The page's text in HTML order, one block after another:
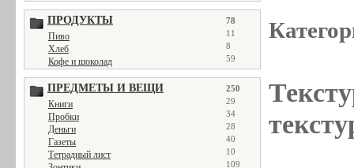
ПРОДУКТЫ 78
Пиво 11
Хлеб 8
Кофе и шоколад 59
ПРЕДМЕТЫ И ВЕЩИ 250
Книги 29
Пробки 34
Деньги 28
Газеты 40
Тетрадный лист 10
109